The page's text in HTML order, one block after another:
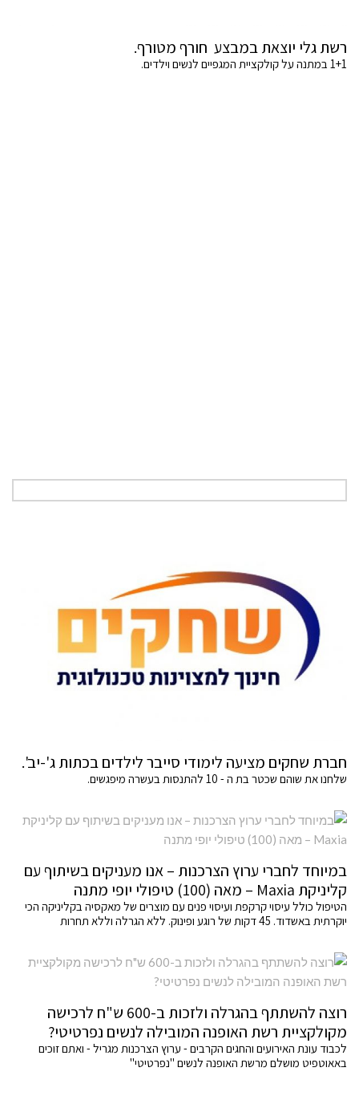
רשת גלי יוצאת במבצע חורף מטורף.
1+1 במתנה על קולקציית המגפיים לנשים וילדים.
חברת שחקים מציעה לימודי סייבר לילדים בכתות ג'-יב'.
שלחנו את שוהם שכטר בת ה - 10 להתנסות בעשרה מיפגשים.
במיוחד לחברי ערוץ הצרכנות – אנו מעניקים בשיתוף עם
קליניקת Maxia – מאה (100) טיפולי יופי מתנה
הטיפול כולל עיסוי קרקפת ועיסוי פנים עם מוצרים של מאקסיה בקליניקה הכי
יוקרתית באשדוד. 45 דקות של רוגע ופינוק. ללא הגרלה וללא תחרות
רוצה להשתתף בהגרלה ולזכות ב-600 ש"ח לרכישה
מקולקציית רשת האופנה המובילה לנשים נפרטיטי?
לכבוד עונת האירועים והחגים הקרבים - ערוץ הצרכנות מגריל - ואתם זוכים
באאוטפיט מושלם מרשת האופנה לנשים "נפרטיטי"